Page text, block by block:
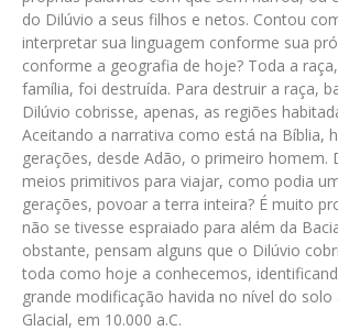
do Dilúvio a seus filhos e netos. Contou
interpretar sua linguagem conforme sua
conforme a geografia de hoje? Toda a
família, foi destruída. Para destruir a raça,
Dilúvio cobrisse, apenas, as regiões
Aceitando a narrativa como está na Bíblia,
gerações, desde Adão, o primeiro homem.
meios primitivos para viajar, como podia
gerações, povoar a terra inteira? É muito
não se tivesse espraiado para além da
obstante, pensam alguns que o Dilúvio
toda como hoje a conhecemos,
grande modificação havida no nível do solo
Glacial, em 10.000 a.C.